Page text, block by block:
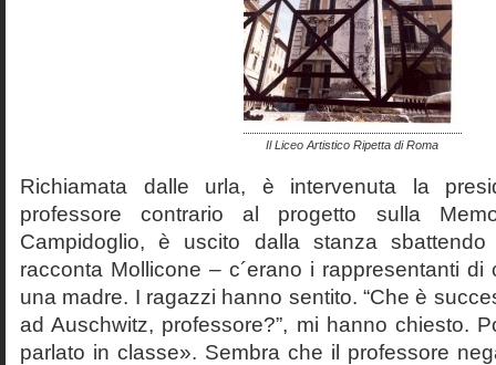
Il Liceo Artistico Ripetta di Roma
Richiamata dalle urla, è intervenuta la
professore contrario al progetto sulla
Campidoglio, è uscito dalla stanza
racconta Mollicone – c´erano i rappresentanti
una madre. I ragazzi hanno sentito. “Che è
ad Auschwitz, professore?”, mi hanno chiesto.
parlato in classe». Sembra che il professore